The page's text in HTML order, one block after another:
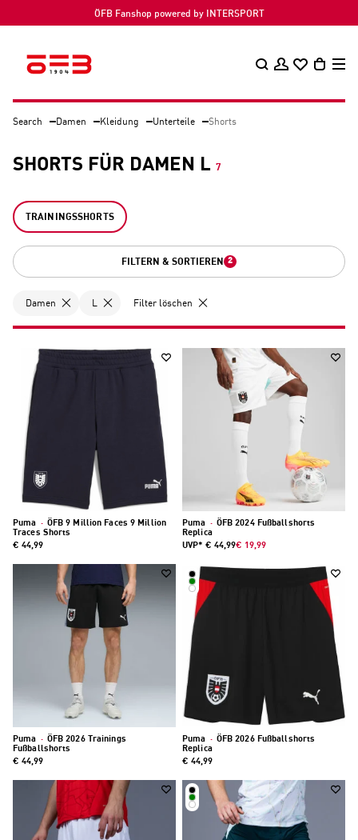
by INTERSPORT
Search Damen Kleidung Unterteile Shorts
SHORTS FÜR DAMEN L 7
TRAININGSSHORTS
FILTERN & SORTIEREN 2
Damen L Filter löschen
Puma · ÖFB 9 Million Faces 9 Million
Traces Shorts
€ 44,99
Puma · ÖFB 2024 Fußballshorts
Replica
UVP* € 44,99€ 19,99
Puma · ÖFB 2026 Trainings
Fußballshorts
€ 44,99
Puma · ÖFB 2026 Fußballshorts
Replica
€ 44,99